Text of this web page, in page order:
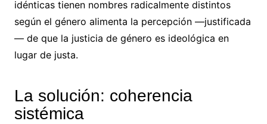
idénticas tienen nombres radicalmente distintos
según el género alimenta la percepción —justificada
— de que la justicia de género es ideológica en
lugar de justa.
La solución: coherencia
sistémica